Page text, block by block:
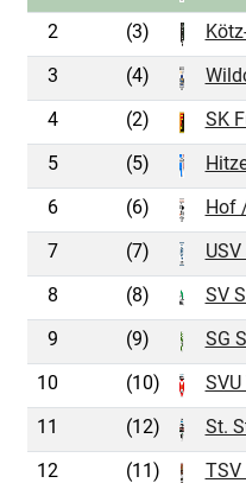
2
(3)
3
(4)
4
(2) SK
5
(5)
6
(6) Hof
7
(7)
8
(8) SV
9
(9) SG
10
(10)
11
(12) St.
12
(11) TSV